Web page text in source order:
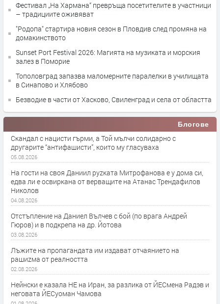
Фестивал „На Хармана“ превръща посетителите в участници
– традициите оживяват
"Родопа" стартира новия сезон в Пловдив след промяна на
домакинството
Sunset Port Festival 2026: Магията на музиката и морския
залез в Поморие
Тополовград запазва маломерните паралелки в училищата
в Синапово и Хлябово
Безводие в части от Хасково, Свиленград и села от областта
Блогове
Скандал с нацисти гърми, а Той мълчи солидарно с
другарите “антифашисти”, които му гласуваха
05.08.2026
На гости на своя Даниил руzката Митрофанова е у дома си,
едва ли е освиркана от верващите на Атанас Трендафилов
Николов
04.08.2026
Отстъпление на Даниел Вълчев с бой (по врага Андрей
Гюров) и в подкрепа на др. Йотова
03.08.2026
Лъжите на пропагандата им издават отчаянието на
рашиzма от реалността
02.08.2026
Нейнски е казала НЕ на Иран, за разлика от ЙЕСмена Радэв и
неговата ЙЕСуоман Чамова